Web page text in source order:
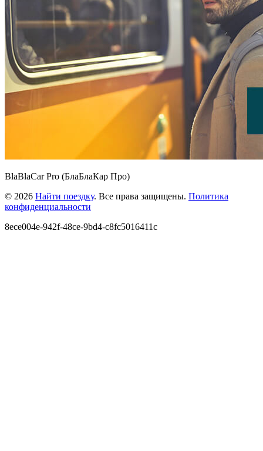
BlaBlaCar Pro (БлаБлаКар Про)
© 2026 Найти поездку. Все права защищены. Политика
конфиденциальности
8ece004e-942f-48ce-9bd4-c8fc5016411c